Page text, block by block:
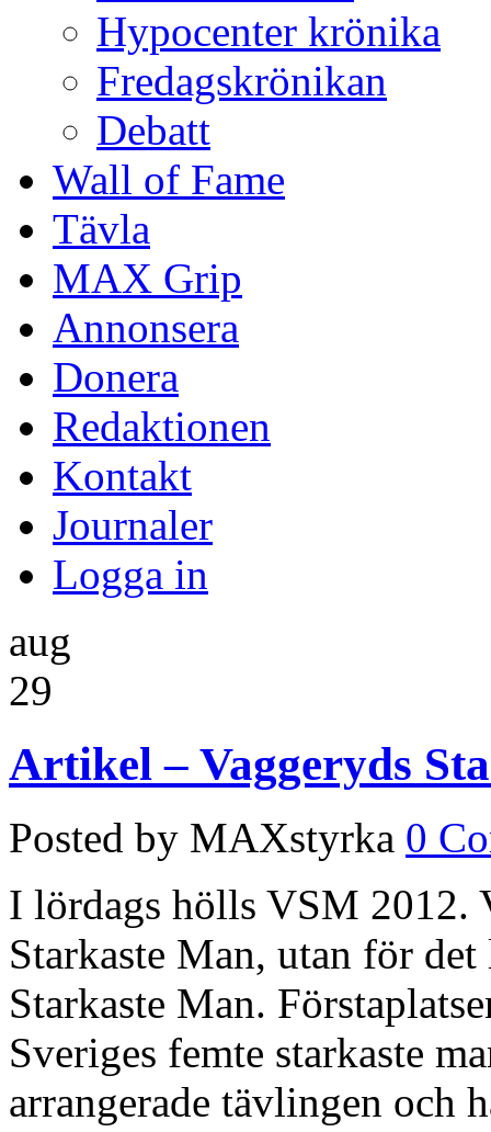
Hypocenter krönika
Fredagskrönikan
Debatt
Wall of Fame
Tävla
MAX Grip
Annonsera
Donera
Redaktionen
Kontakt
Journaler
Logga in
aug
29
Artikel – Vaggeryds
Posted by MAXstyrka 0
I lördags hölls VSM 2012.
Starkaste Man, utan för
Starkaste Man.
Sveriges femte starkaste
arrangerade tävlingen och